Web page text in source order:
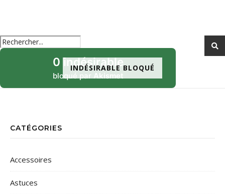
INDÉSIRABLE BLOQUÉ
0 indésirable
bloqué par Akismet
CATÉGORIES
Accessoires
Astuces